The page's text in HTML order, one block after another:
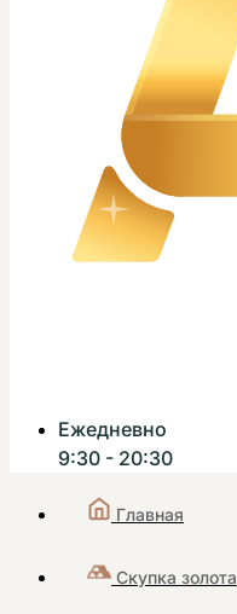
Ежедневно
9:30 - 20:30
Главная
Скупка золота